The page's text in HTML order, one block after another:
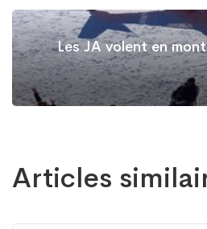
Les JA volent en
Articles